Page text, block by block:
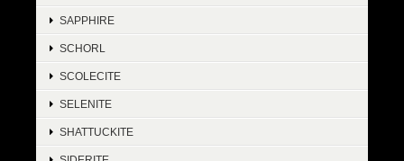
SAPPHIRE
SCHORL
SCOLECITE
SELENITE
SHATTUCKITE